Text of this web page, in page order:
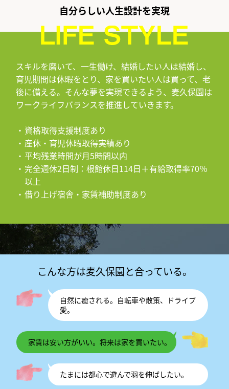
自分らしい人生設計を実現
スキルを磨いて、一生働け、結婚したい人は結婚し、
育児期間は休暇をとり、家を買いたい人は買って、老
後に備える。そんな夢を実現できるよう、麦久保園は
ワークライフバランスを推進していきます。
資格取得支援制度あり
産休・育児休暇取得実績あり
平均残業時間が月5時間以内
完全週休2日制：根館休日114日＋有給取得率70％
以上
借り上げ宿舎・家賃補助制度あり
こんな方は麦久保園と合っている。
自然に癒される。自転車や散策、ドライブ
愛。
家賃は安い方がいい。将来は家を買いたい。
たまには都心で遊んで羽を伸ばしたい。